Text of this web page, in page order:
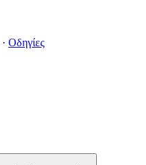
· Οδηγίες